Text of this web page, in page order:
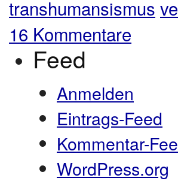
transhumansismus
16 Kommentare
Feed
Anmelden
Eintrags-Feed
Kommentar-
WordPress.org